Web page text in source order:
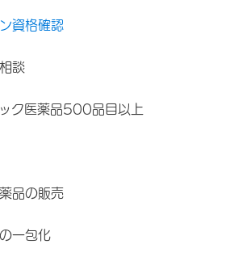
資格確認
談
ク医薬品500品目以上
品の販売
一包化